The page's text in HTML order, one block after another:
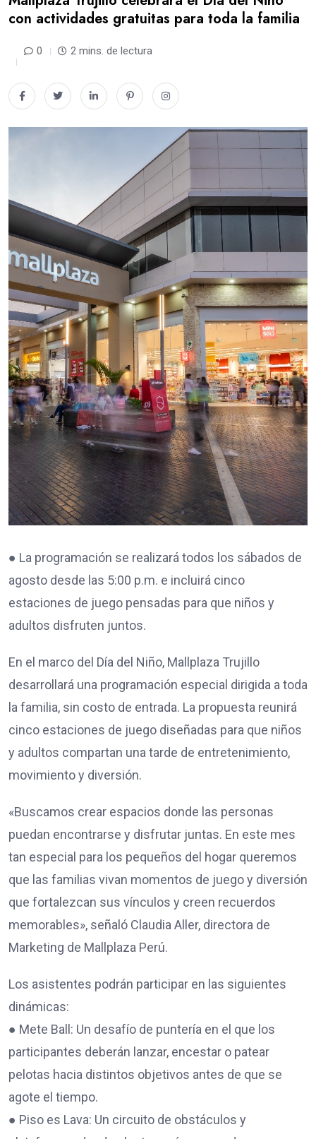
con actividades gratuitas para toda la familia
0 2 mins. de lectura
● La programación se realizará todos los sábados de
agosto desde las 5:00 p.m. e incluirá cinco
estaciones de juego pensadas para que niños y
adultos disfruten juntos.
En el marco del Día del Niño, Mallplaza Trujillo
desarrollará una programación especial dirigida a toda
la familia, sin costo de entrada. La propuesta reunirá
cinco estaciones de juego diseñadas para que niños
y adultos compartan una tarde de entretenimiento,
movimiento y diversión.
«Buscamos crear espacios donde las personas
puedan encontrarse y disfrutar juntas. En este mes
tan especial para los pequeños del hogar queremos
que las familias vivan momentos de juego y diversión
que fortalezcan sus vínculos y creen recuerdos
memorables», señaló Claudia Aller, directora de
Marketing de Mallplaza Perú.
Los asistentes podrán participar en las siguientes
dinámicas:
● Mete Ball: Un desafío de puntería en el que los
participantes deberán lanzar, encestar o patear
pelotas hacia distintos objetivos antes de que se
agote el tiempo.
● Piso es Lava: Un circuito de obstáculos y